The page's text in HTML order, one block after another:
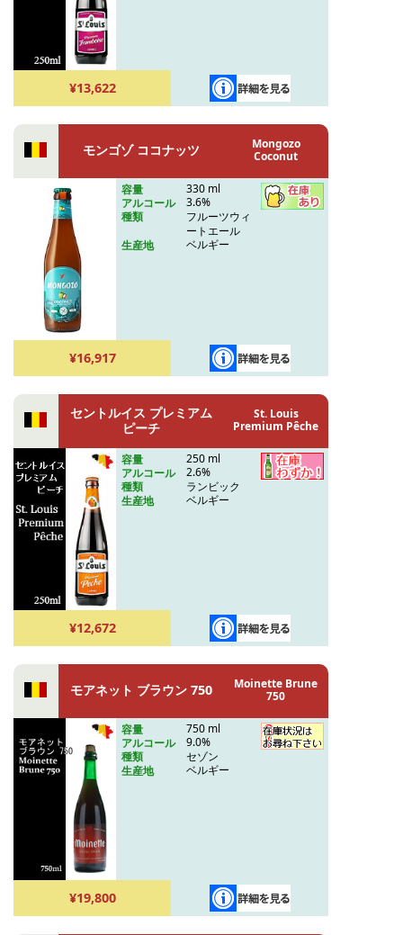
¥13,622
モンゴゾ ココナッツ
Mongozo
Coconut
容量
330 ml
アルコール
3.6%
種類
フルーツウィ
ートエール
生産地
ベルギー
¥16,917
セントルイス プレミアム
ピーチ
St. Louis
Premium Pêche
容量
250 ml
アルコール
2.6%
種類
ランビック
生産地
ベルギー
¥12,672
モアネット ブラウン 750
Moinette Brune
750
容量
750 ml
アルコール
9.0%
種類
セゾン
生産地
ベルギー
¥19,800